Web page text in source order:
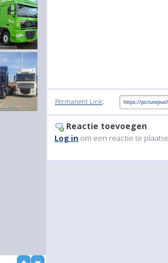
Permanent Link:
Reactie toevoegen
Log in om een reactie te